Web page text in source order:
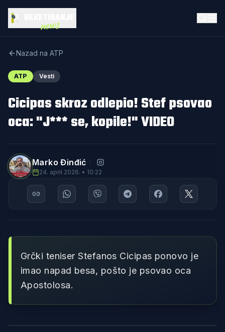
news
Nazad na ATP
ATP Vesti
Cicipas skroz odlepio! Stef psovao
oca: "J*** se, kopile!" VIDEO
Marko Đinđić
24. april 2026. • 10:22
Grčki teniser Stefanos Cicipas ponovo je
imao napad besa, pošto je psovao oca
Apostolosa.